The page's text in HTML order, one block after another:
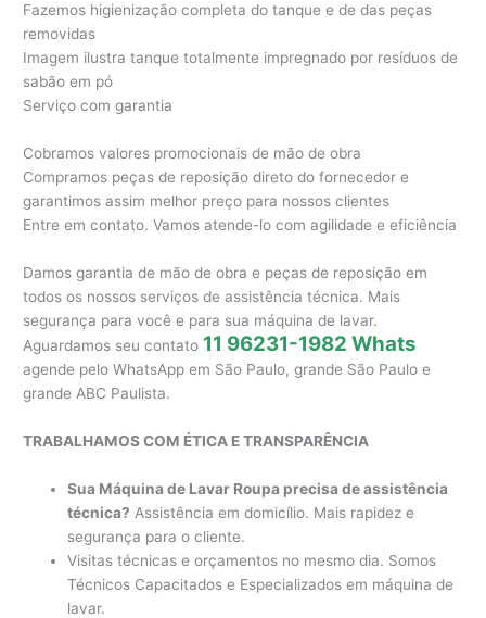
Fazemos higienização completa do tanque e de das peças
removidas
Imagem ilustra tanque totalmente impregnado por resíduos de
sabão em pó
Serviço com garantia
Cobramos valores promocionais de mão de obra
Compramos peças de reposição direto do fornecedor e
garantimos assim melhor preço para nossos clientes
Entre em contato. Vamos atende-lo com agilidade e eficiência
Damos garantia de mão de obra e peças de reposição em
todos os nossos serviços de assistência técnica. Mais
segurança para você e para sua máquina de lavar.
Aguardamos seu contato 11 96231-1982 Whats
agende pelo WhatsApp em São Paulo, grande São Paulo e
grande ABC Paulista.
TRABALHAMOS COM ÉTICA E TRANSPARÊNCIA
Sua Máquina de Lavar Roupa precisa de assistência
técnica? Assistência em domicílio. Mais rapidez e
segurança para o cliente.
Visitas técnicas e orçamentos no mesmo dia. Somos
Técnicos Capacitados e Especializados em máquina de
lavar.